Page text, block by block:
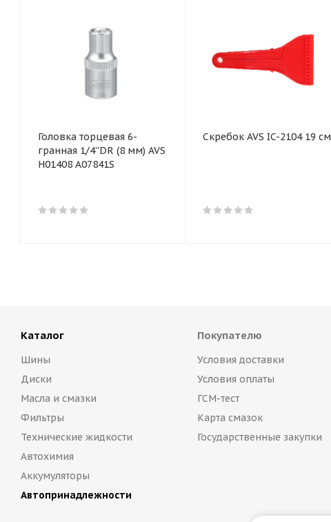
Головка торцевая 6-
гранная 1/4''DR (8 мм) AVS
H01408 A07841S
Скребок AVS IC-2104 19 см
Каталог
Шины
Диски
Масла и смазки
Фильтры
Технические жидкости
Автохимия
Аккумуляторы
Автопринадлежности
Покупателю
Условия доставки
Условия оплаты
ГСМ-тест
Карта смазок
Государственные закупки